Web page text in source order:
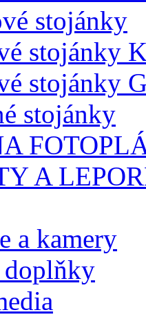
stojánky
stojánky
stojánky
stojánky
A
a kamery